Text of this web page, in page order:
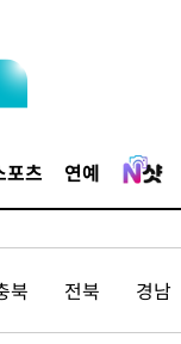
포츠 연예
북 전북 경남